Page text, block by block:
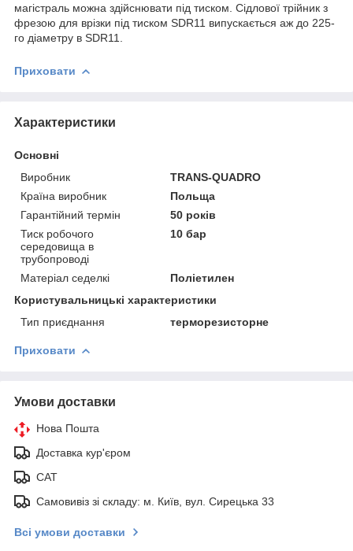
магістраль можна здійснювати під тиском. Сідлової трійник з
фрезою для врізки під тиском SDR11 випускається аж до 225-
го діаметру в SDR11.
Приховати
Характеристики
Основні
Виробник
TRANS-QUADRO
Країна виробник
Польща
Гарантійний термін
50 років
Тиск робочого
середовища в
трубопроводі
10 бар
Матеріал седелкі
Поліетилен
Користувальницькі характеристики
Тип приєднання
терморезисторне
Приховати
Умови доставки
Нова Пошта
Доставка кур'єром
САТ
Самовивіз зі складу: м. Київ, вул. Сирецька 33
Всі умови доставки